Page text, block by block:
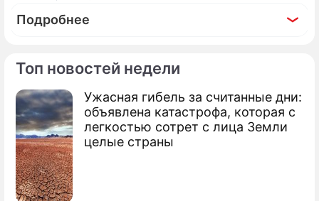
Топ новостей недели
Ужасная гибель за считанные дни:
объявлена катастрофа, которая с
легкостью сотрет с лица Земли
целые страны
Подробнее
По теме
Войска России на Кавказе расстроили
НАТО
Лавров отказался выкручивать руки